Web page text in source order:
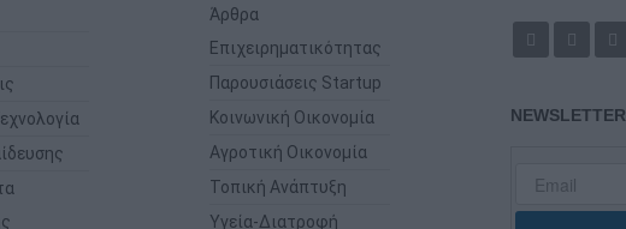
Άρθρα
Επιχειρηματικότητας
Παρουσιάσεις Startup
Κοινωνική Οικονομία
Αγροτική Οικονομία
Τοπική Ανάπτυξη
Υγεία-Διατροφή
NEWSLETTER